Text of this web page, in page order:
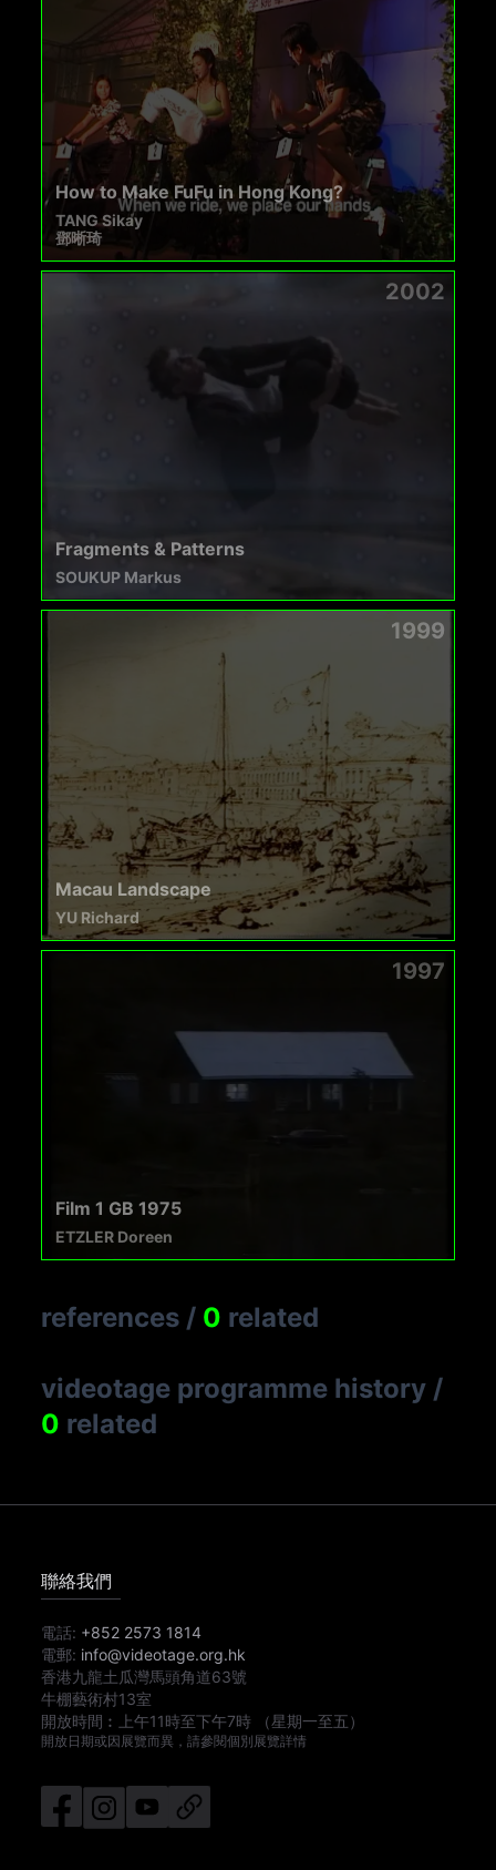
How to Make FuFu in Hong Kong?
TANG Sikay
鄧晰琦
2002
Fragments & Patterns
SOUKUP Markus
1999
Macau Landscape
YU Richard
1997
Film 1 GB 1975
ETZLER Doreen
references / 0 related
videotage programme history /
0 related
聯絡我們
電話: +852 2573 1814
電郵: info@videotage.org.hk
香港九龍土瓜灣馬頭角道63號
牛棚藝術村13室
開放時間︰
上午11時至下午7時 （星期一至五）
開放日期或因展覽而異，請參閱個別展覽詳情